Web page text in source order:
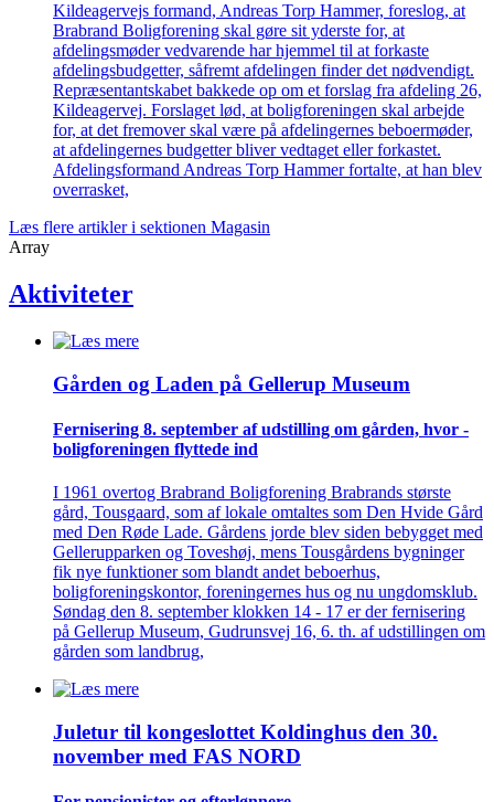
Kildeagervejs formand, Andreas Torp Hammer, foreslog, at
Brabrand Boligforening skal gøre sit yderste for, at
afdelingsmøder vedvarende har hjemmel til at forkaste
afdelingsbudgetter, såfremt afdelingen finder det nødvendigt.
Repræsentantskabet bakkede op om et forslag fra afdeling 26,
Kildeagervej. Forslaget lød, at boligforeningen skal arbejde
for, at det fremover skal være på afdelingernes beboermøder,
at afdelingernes budgetter bliver vedtaget eller forkastet.
Afdelingsformand Andreas Torp Hammer fortalte, at han blev
overrasket,
Læs flere artikler i sektionen Magasin
Array
Aktiviteter
Gården og Laden på Gellerup Museum
Fernisering 8. september af ­udstilling om gården, hvor ­
bolig­foreningen flyttede ind
I 1961 overtog Brabrand Boligforening Brabrands største
gård, Tousgaard, som af lokale omtaltes som Den Hvide Gård
med Den Røde Lade. Gårdens jorde blev siden bebygget med
Gellerupparken og Toveshøj, mens Tousgårdens bygninger
fik nye funktioner som blandt andet beboerhus,
boligforeningskontor, foreningernes hus og nu ungdomsklub.
Søndag den 8. september klokken 14 - 17 er der fernisering
på Gellerup Museum, Gudrunsvej 16, 6. th. af udstillingen om
gården som landbrug,
Juletur til kongeslottet Koldinghus den 30.
november med FAS NORD